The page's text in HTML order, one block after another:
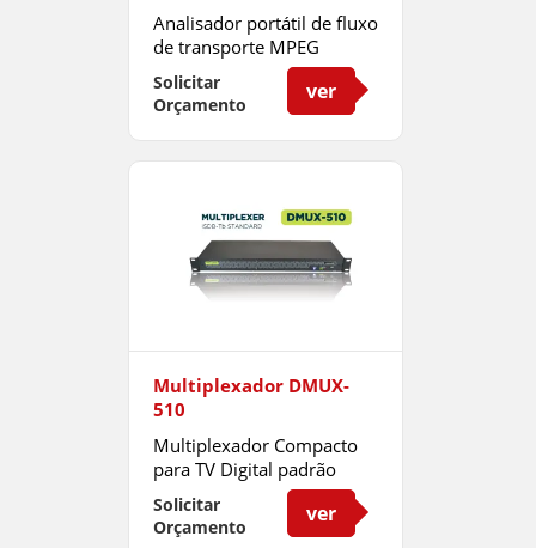
Analisador portátil de fluxo
de transporte MPEG
Solicitar
Orçamento
ver
Multiplexador DMUX-
510
Multiplexador Compacto
para TV Digital padrão
ISDB-T
Solicitar
Orçamento
ver